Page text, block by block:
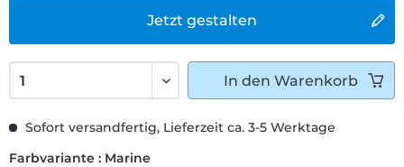
Jetzt gestalten
Sofort versandfertig, Lieferzeit ca. 3-5 Werktage
Farbvariante : Marine
In den Warenkorb